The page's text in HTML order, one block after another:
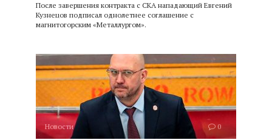
После завершения контракта с СКА нападающий Евгений
Кузнецов подписал однолетнее соглашение с
магнитогорским «Металлургом».
Новости 0